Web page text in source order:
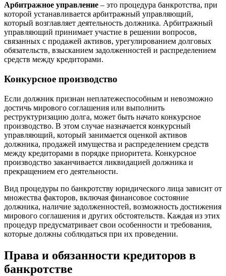
Арбитражное управление – это процедура банкротства, при
которой устанавливается арбитражный управляющий,
который возглавляет деятельность должника. Арбитражный
управляющий принимает участие в решении вопросов,
связанных с продажей активов, урегулированием долговых
обязательств, взысканием задолженностей и распределением
средств между кредиторами.
Конкурсное производство
Если должник признан неплатежеспособным и невозможно
достичь мирового соглашения или выполнить
реструктуризацию долга, может быть начато конкурсное
производство. В этом случае назначается конкурсный
управляющий, который занимается оценкой активов
должника, продажей имущества и распределением средств
между кредиторами в порядке приоритета. Конкурсное
производство заканчивается ликвидацией должника и
прекращением его деятельности.
Вид процедуры по банкротству юридического лица зависит от
множества факторов, включая финансовое состояние
должника, наличие задолженностей, возможность достижения
мирового соглашения и других обстоятельств. Каждая из этих
процедур предусматривает свои особенности и требования,
которые должны соблюдаться при их проведении.
Права и обязанности кредиторов в
банкротстве